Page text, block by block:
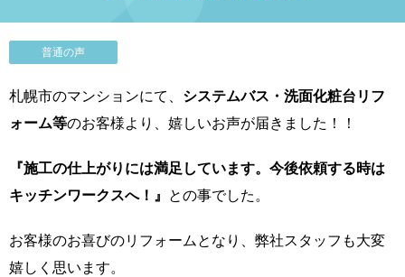
ボ
普通の声
札幌市のマンションにて、 システムバス・洗面化粧台リフ
ォーム等のお客様より、嬉しいお声が届きました！！
『施工の仕上がりには満足しています。今後依頼する時は
キッチンワークスへ！』 との事でした。
お客様のお喜びのリフォームとなり、弊社スタッフも大変
嬉しく思います。